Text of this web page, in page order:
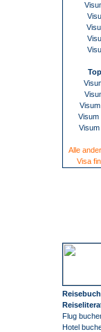
Visum
Alle
Visa
Flug
Hotel